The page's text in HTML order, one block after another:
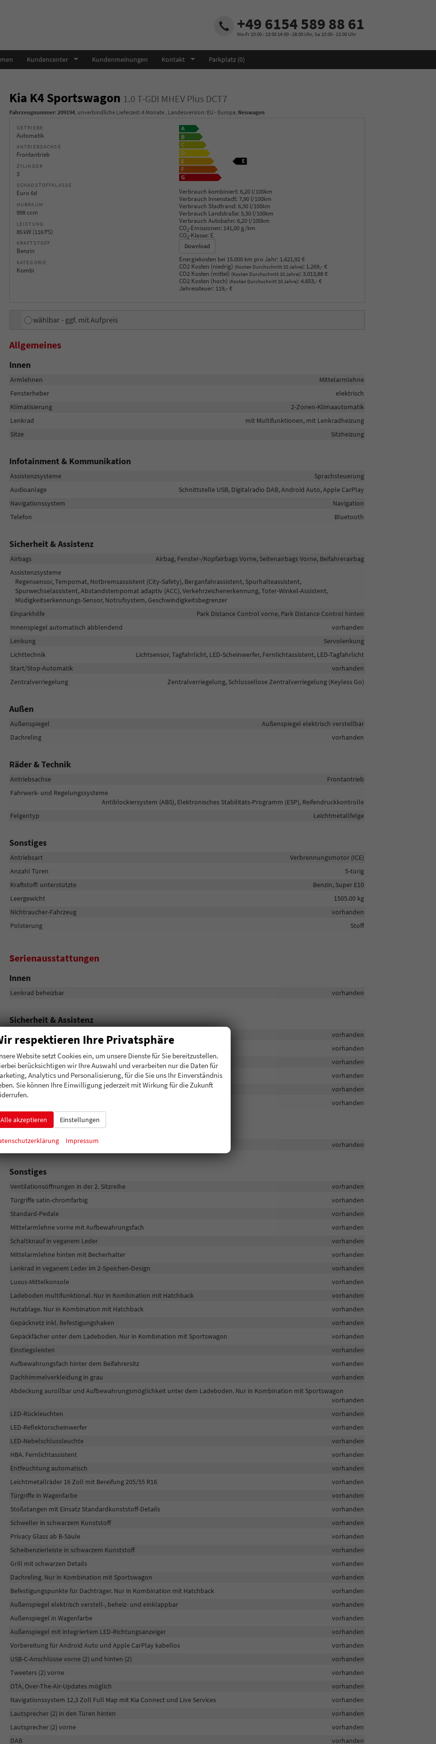
+49 6154 589 88 61
Mo-Fr 10:00 - 13:00 14:00 - 18:00 Uhr, Sa 10:00 - 13:00 Uhr
Kundencenter Kundenmeinungen Kontakt Parkplatz (0)
Kia K4 Sportswagon 1.0 T-GDI MHEV Plus DCT7
Fahrzeugnummer: 209194, unverbindliche Lieferzeit: 4 Monate, Landesversion: EU - Europa, Neuwagen
GETRIEBE
Automatik
ANTRIEBSACHSE
Frontantrieb
ZYLINDER
3
SCHADSTOFFKLASSE
Euro 6d
HUBRAUM
998 ccm
LEISTUNG
85 kW (116 PS)
KRAFTSTOFF
Benzin
KATEGORIE
Kombi
Verbrauch kombiniert: 6,20 l/100km
Verbrauch Innenstadt: 7,90 l/100km
Verbrauch Stadtrand: 6,30 l/100km
Verbrauch Landstraße: 5,30 l/100km
Verbrauch Autobahn: 6,20 l/100km
CO2-Emissionen: 141,00 g/km
CO2-Klasse: E
Download
Energiekosten bei 15.000 km pro Jahr: 1.621,92 €
CO2 Kosten (niedrig) (Kosten Durchschnitt 10 Jahre): 1.269,- €
CO2 Kosten (mittel) (Kosten Durchschnitt 10 Jahre): 3.013,88 €
CO2 Kosten (hoch) (Kosten Durchschnitt 10 Jahre): 4.653,- €
Jahressteuer: 119,- €
wählbar - ggf. mit Aufpreis
Allgemeines
Innen
Armlehnen
Mittelarmlehne
Fensterheber
elektrisch
Klimatisierung
2-Zonen-Klimaautomatik
Lenkrad
mit Multifunktionen, mit Lenkradheizung
Sitze
Sitzheizung
Infotainment & Kommunikation
Assistenzsysteme
Sprachsteuerung
Audioanlage
Schnittstelle USB, Digitalradio DAB, Android Auto, Apple CarPlay
Navigationssystem
Navigation
Telefon
Bluetooth
Sicherheit & Assistenz
Airbags
Airbag, Fenster-/Kopfairbags Vorne, Seitenairbags Vorne, Beifahrerairbag
Assistenzsysteme
Regensensor, Tempomat, Notbremsassistent (City-Safety), Berganfahrassistent, Spurhalteassistent,
Spurwechselassistent, Abstandstempomat adaptiv (ACC), Verkehrzeichenerkennung, Toter-Winkel-Assistent,
Müdigkeitserkennungs-Sensor, Notrufsystem, Geschwindigkeitsbegrenzer
Einparkhilfe
Park Distance Control vorne, Park Distance Control hinten
Innenspiegel automatisch abblendend
vorhanden
Lenkung
Servolenkung
Lichttechnik
Lichtsensor, Tagfahrlicht, LED-Scheinwerfer, Fernlichtassistent, LED-Tagfahrlicht
Start/Stop-Automatik
vorhanden
Zentralverriegelung
Zentralverriegelung, Schlüssellose Zentralverriegelung (Keyless Go)
Außen
Außenspiegel
Außenspiegel elektrisch verstellbar
Dachreling
vorhanden
Räder & Technik
Antriebsachse
Frontantrieb
Fahrwerk- und Regelungssysteme
Antiblockiersystem (ABS), Elektronisches Stabilitäts-Programm (ESP), Reifendruckkontrolle
Felgentyp
Leichtmetallfelge
Sonstiges
Antriebsart
Verbrennungsmotor (ICE)
Anzahl Türen
5-türig
Kraftstoff: unterstützte
Benzin, Super E10
Leergewicht
1505.00 kg
Nichtraucher-Fahrzeug
vorhanden
Polsterung
Stoff
Serienausstattungen
Innen
Lenkrad beheizbar vorhanden
Sicherheit & Assistenz
Regensensor
vorhanden
Lichtsensor
vorhanden
LED-Tagfahrlicht
vorhanden
Reifenreparaturset
vorhanden
Rückfahrkamera
vorhanden
vorhanden
Außen
Colorverglasung vorhanden
Sonstiges
Ventilationsöffnungen in der 2. Sitzreihe
vorhanden
Türgriffe satin-chromfarbig
vorhanden
Standard-Pedale
vorhanden
Mittelarmlehne vorne mit Aufbewahrungsfach
vorhanden
Schaltknauf in veganem Leder
vorhanden
Mittelarmlehne hinten mit Becherhalter
vorhanden
Lenkrad in veganem Leder im 2-Speichen-Design
vorhanden
Luxus-Mittelkonsole
vorhanden
Ladeboden multifunktional. Nur in Kombination mit Hatchback
vorhanden
Hutablage. Nur in Kombination mit Hatchback
vorhanden
Gepäcknetz inkl. Befestigungshaken
vorhanden
Gepäckfächer unter dem Ladeboden. Nur in Kombination mit Sportswagon
vorhanden
Einstiegsleisten
vorhanden
Aufbewahrungsfach hinter dem Beifahrersitz
vorhanden
Dachhimmelverkleidung in grau
vorhanden
Abdeckung aurollbar und Aufbewahrungsmöglichkeit unter dem Ladeboden. Nur in Kombination mit Sportswagon
vorhanden
LED-Rückleuchten
vorhanden
LED-Reflektorscheinwerfer
vorhanden
LED-Nebelschlussleuchte
vorhanden
HBA. Fernlichtassistent
vorhanden
Entfeuchtung automatisch
vorhanden
Leichtmetallräder 16 Zoll mit Bereifung 205/55 R16
vorhanden
Türgriffe in Wagenfarbe
vorhanden
Stoßstangen mit Einsatz Standardkunststoff-Details
vorhanden
Schweller in schwarzem Kunststoff
vorhanden
Privacy Glass ab B-Säule
vorhanden
Scheibenzierleiste in schwarzem Kunststoff
vorhanden
Grill mit schwarzen Details
vorhanden
Dachreling. Nur in Kombination mit Sportswagon
vorhanden
Befestigungspunkte für Dachträger. Nur in Kombination mit Hatchback
vorhanden
Außenspiegel elektrisch verstell-, beheiz- und einklappbar
vorhanden
Außenspiegel in Wagenfarbe
vorhanden
Außenspiegel mit integriertem LED-Richtungsanzeiger
vorhanden
Vorbereitung für Android Auto und Apple CarPlay kabellos
vorhanden
USB-C-Anschlüsse vorne (2) und hinten (2)
vorhanden
Tweeters (2) vorne
vorhanden
OTA, Over-The-Air-Updates möglich
vorhanden
Navigationssystem 12,3 Zoll Full Map mit Kia Connect und Live Services
vorhanden
Lautsprecher (2) in den Türen hinten
vorhanden
Lautsprecher (2) vorne
vorhanden
DAB
vorhanden
respektieren Ihre Privatsphäre
Website setzt Cookies ein, um unsere Dienste für Sie bereitzustellen.
berücksichtigen wir Ihre Auswahl und verarbeiten nur die Daten für
Analytics und Personalisierung, für die Sie uns Ihr Einverständnis
Sie können Ihre Einwilligung jederzeit mit Wirkung für die Zukunft
Alle akzeptieren Einstellungen
Impressum